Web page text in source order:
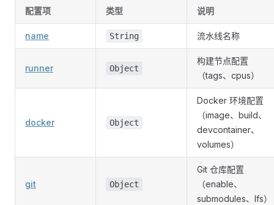
配置项 类型 说明
name String 流水线名称
runner Object
构建节点配置
（tags、cpus）
docker Object
Docker 环境配置
（image、build、
devcontainer、
volumes）
git Object
Git 仓库配置
（enable、
submodules、lfs）